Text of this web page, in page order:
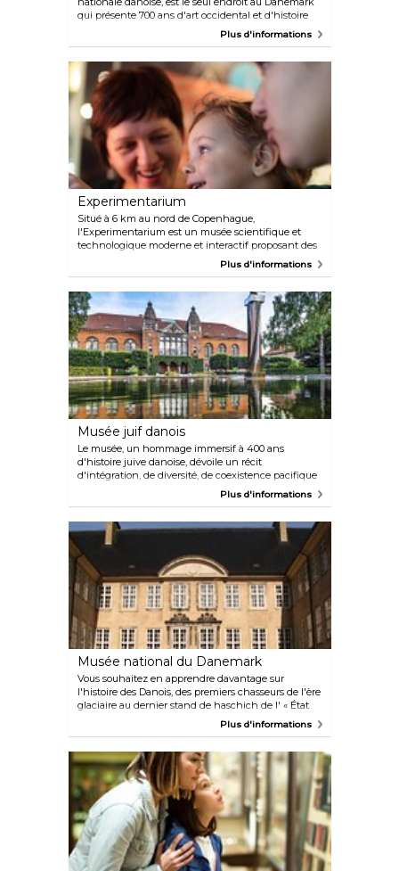
qui présente 700 ans d'art occidental et d'histoire
culturelle sous un même toit. Une visite au musée
l'architecture du bâtiment qui représente une
fusion du nouveau et de l'ancien.
Plus d'informations
Experimentarium
Situé à 6 km au nord de Copenhague,
l'Experimentarium est un musée scientifique et
technologique moderne et interactif proposant des
expériences et des activités passionnantes qui
citons « Le tunnel des sens » et « Le labyrinthe de
lumière ».
Plus d'informations
Musée juif danois
Le musée, un hommage immersif à 400 ans
d'histoire juive danoise, dévoile un récit
d'intégration, de diversité, de coexistence pacifique
et d'humanité. Le spectaculaire espace d'exposition
a été conçu par l'architecte de renommée mondiale
Plus d'informations
Musée national du Danemark
Vous souhaitez en apprendre davantage sur
l'histoire des Danois, des premiers chasseurs de l'ère
glaciaire au dernier stand de haschich de l' « État
libre » de Christiania ? Vous voulez voir l'une des
du Danemark est un incontournable pour tous les
visiteurs de Copenhague. Le plus important et le
plus grand musée culturel et historique du
Danemark accueille une grande variété
d'expositions fascinantes.
Plus d'informations